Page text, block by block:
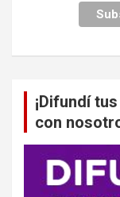
¡Difundí
con